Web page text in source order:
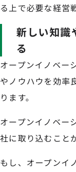
る上で必要な経営
新しい知識
る
オープンイノベー
やノウハウを効率
ります。
オープンイノベー
社に取り込むこと
もし、オープンイ